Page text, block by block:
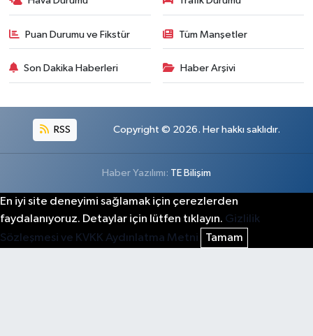
Puan Durumu ve Fikstür Tüm Manşetler
Son Dakika Haberleri Haber Arşivi
RSS Copyright © 2026. Her hakkı saklıdır.
Haber Yazılımı: TE Bilişim
En iyi site deneyimi sağlamak için çerezlerden
faydalanıyoruz. Detaylar için lütfen tıklayın. Gizlilik
Sözleşmesi ve KVKK Aydınlatma Metni
Tamam